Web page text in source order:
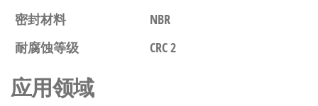
密封材料
NBR
耐腐蚀等级
CRC 2
应用领域